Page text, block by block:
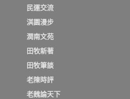
民運交流
淇園漫步
潤南文苑
田牧新著
田牧筆談
老陳時評
老魏論天下